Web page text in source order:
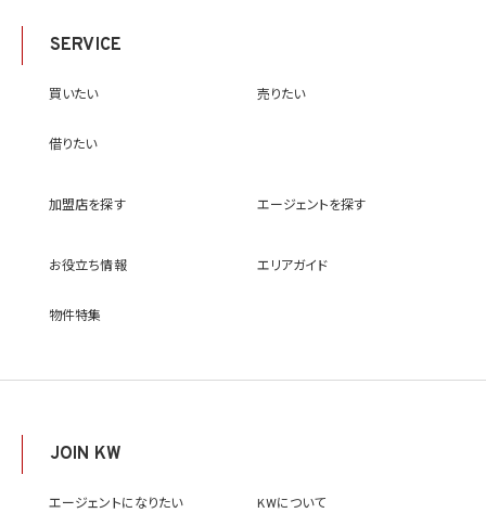
ため。なお、KWエージェントとは、KW加盟店の業務に従事する個人を意味します。また、
(8) 当社サービスを介して販売等が行われる物件に関する情報について、当社、KWライ
(9) 雇用管理及び社内手続のため（役職員の個人情報について）、並びに人材採用活動
情報を当社又はKWライセンサーが運営するウェブサイト（当社又はKWライセンサーか
(11) 株主管理、会社法その他法令上の手続対応のため（株主、新株予約権者等の個人情
(12) 当社のサービスを通じて実施された不動産に関する取引の実績について、個人を識
別できない形式に加工した統計データを作成するため
2.2 第2.1項第7号に基づいて個人情報の提供を受けた第三者は、当社サービスに関連す
報の主体である個人（以下「本人」といいます。）が、これらの利用目的で個人情報を利用
することについて同意を撤回し又は異議を述べた場合には、当社はただちにその旨を当
SERVICE
買いたい 売りたい
借りたい
加盟店を探す エージェントを探す
お役立ち情報 エリアガイド
物件特集
JOIN KW
エージェントになりたい KWについて